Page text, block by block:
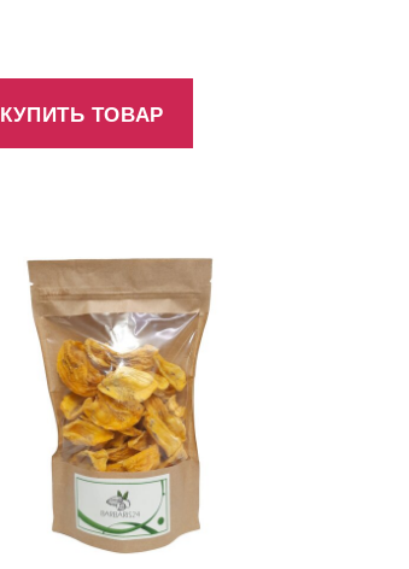
КУПИТЬ ТОВАР